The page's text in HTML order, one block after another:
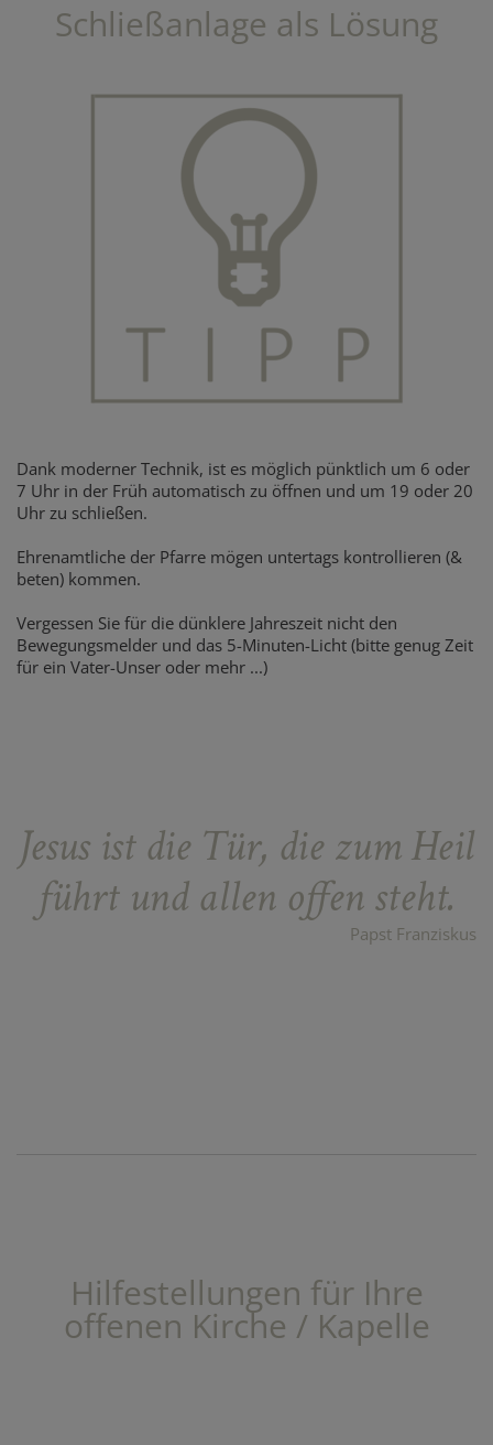
Schließanlage als Lösung
Dank moderner Technik, ist es möglich pünktlich um 6 oder
7 Uhr in der Früh automatisch zu öffnen und um 19 oder 20
Uhr zu schließen.
Ehrenamtliche der Pfarre mögen untertags kontrollieren (&
beten) kommen.
Vergessen Sie für die dünklere Jahreszeit nicht den
Bewegungsmelder und das 5-Minuten-Licht (bitte genug Zeit
für ein Vater-Unser oder mehr ...)
Jesus ist die Tür, die zum Heil
führt und allen offen steht.
Papst Franziskus
Hilfestellungen für Ihre
offenen Kirche / Kapelle